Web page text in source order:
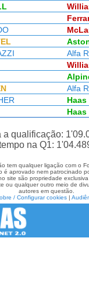
Alfa
Alfa
Haas
Haas
a qualificação:
na Q1:
tem qualquer ligação com o
é aprovado nem patrocinado
site são propriedade
ou qualquer outro meio de
autores em questão.
/ Configurar cookies|